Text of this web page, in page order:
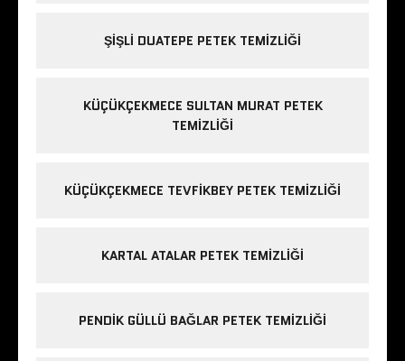
ŞIŞLI DUATEPE PETEK TEMIZLIĞI
KÜÇÜKÇEKMECE SULTAN MURAT PETEK
TEMIZLIĞI
KÜÇÜKÇEKMECE TEVFIKBEY PETEK TEMIZLIĞI
KARTAL ATALAR PETEK TEMIZLIĞI
PENDIK GÜLLÜ BAĞLAR PETEK TEMIZLIĞI